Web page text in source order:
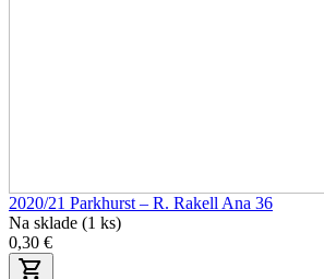
2020/21 Parkhurst – R. Rakell Ana 36
Na sklade (1 ks)
0,30 €